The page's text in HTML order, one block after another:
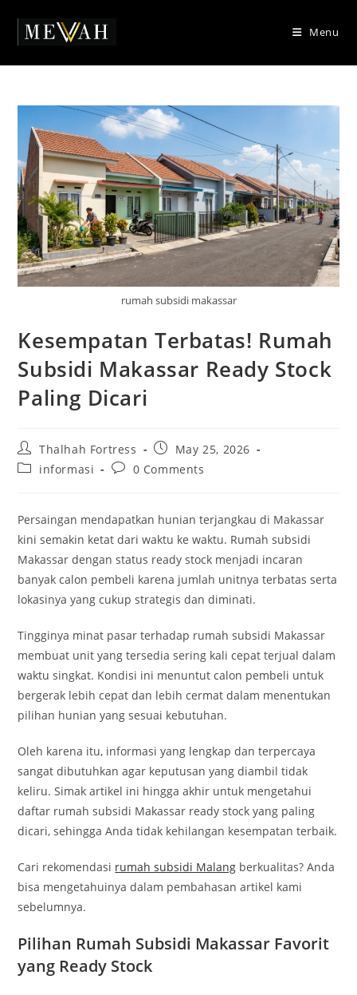
content
Menu
rumah subsidi makassar
Kesempatan Terbatas! Rumah
Subsidi Makassar Ready Stock
Paling Dicari
Post
author:
Thalhah Fortress
Post
published:
May 25, 2026
Postinformasi
Post0 Comments
Persaingan mendapatkan hunian terjangkau di Makassar
kini semakin ketat dari waktu ke waktu. Rumah subsidi
Makassar dengan status ready stock menjadi incaran
banyak calon pembeli karena jumlah unitnya terbatas serta
lokasinya yang cukup strategis dan diminati.
Tingginya minat pasar terhadap rumah subsidi Makassar
membuat unit yang tersedia sering kali cepat terjual dalam
waktu singkat. Kondisi ini menuntut calon pembeli untuk
bergerak lebih cepat dan lebih cermat dalam menentukan
pilihan hunian yang sesuai kebutuhan.
Oleh karena itu, informasi yang lengkap dan terpercaya
sangat dibutuhkan agar keputusan yang diambil tidak
keliru. Simak artikel ini hingga akhir untuk mengetahui
daftar rumah subsidi Makassar ready stock yang paling
dicari, sehingga Anda tidak kehilangan kesempatan terbaik.
Cari rekomendasi rumah subsidi Malang berkualitas? Anda
bisa mengetahuinya dalam pembahasan artikel kami
sebelumnya.
Pilihan Rumah Subsidi Makassar Favorit
yang Ready Stock